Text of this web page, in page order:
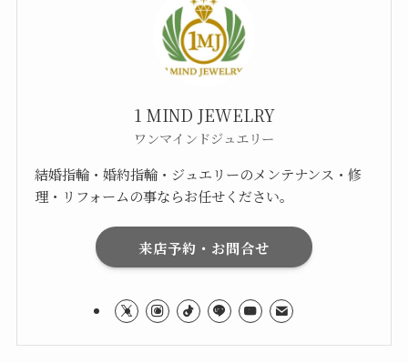
1 MIND JEWELRY
ワンマインドジュエリー
結婚指輪・婚約指輪・ジュエリーのメンテナンス・修
理・リフォームの事ならお任せください。
来店予約・お問合せ